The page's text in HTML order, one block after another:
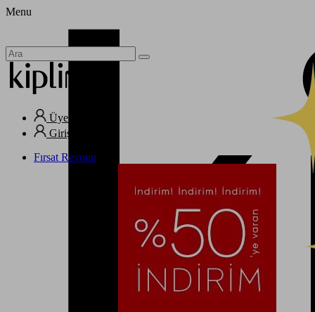
Menu
Üye Ol
Giriş Yap
Fırsat Reyonu